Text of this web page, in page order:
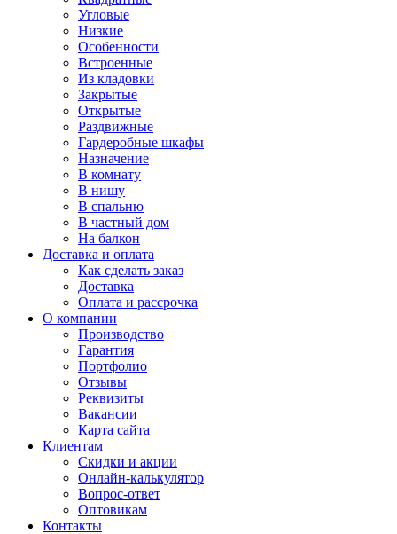
Угловые
Низкие
Особенности
Встроенные
Из кладовки
Закрытые
Открытые
Раздвижные
Гардеробные шкафы
Назначение
В комнату
В нишу
В спальню
В частный дом
На балкон
Доставка и оплата
Как сделать заказ
Доставка
Оплата и рассрочка
О компании
Производство
Гарантия
Портфолио
Отзывы
Реквизиты
Вакансии
Карта сайта
Клиентам
Скидки и акции
Онлайн-калькулятор
Вопрос-ответ
Оптовикам
Контакты